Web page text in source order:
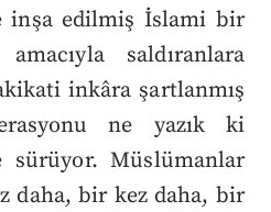
inşa edilmiş İslami bir
saldıranlara
inkâra şartlanmış
ne yazık ki
sürüyor. Müslümanlar
daha, bir kez daha, bir